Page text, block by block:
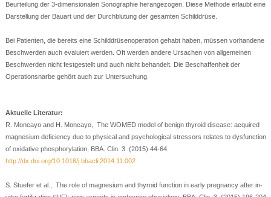
Beurteilung der 3-dimensionalen Sonographie herangezogen. Diese Methode erlaubt eine
Darstellung der Bauart und der Durchblutung der gesamten Schilddrüse.
Bei Patienten, die bereits eine Schilddrüsenoperation gehabt haben, müssen vorhandene
Beschwerden auch evaluiert werden. Oft werden andere Ursachen von allgemeinen
Beschwerden nicht festgestellt und auch nicht behandelt. Die Beschaffenheit der
Operationsnarbe gehört auch zur Untersuchung.
Aktuelle Literatur:
R. Moncayo and H. Moncayo, The WOMED model of benign thyroid disease: acquired
magnesium deficiency due to physical and psychological stressors relates to dysfunction
of oxidative phosphorylation, BBA. Clin. 3 (2015) 44-64.
http://dx.doi.org/10.1016/j.bbacli.2014.11.002
S. Stuefer et al., The role of magnesium and thyroid function in early pregnancy after in-